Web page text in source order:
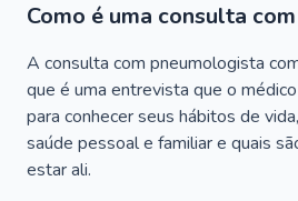
Como é uma consulta
A consulta com pneumologista
que é uma entrevista que o
para conhecer seus hábitos de
saúde pessoal e familiar e quais
estar ali.